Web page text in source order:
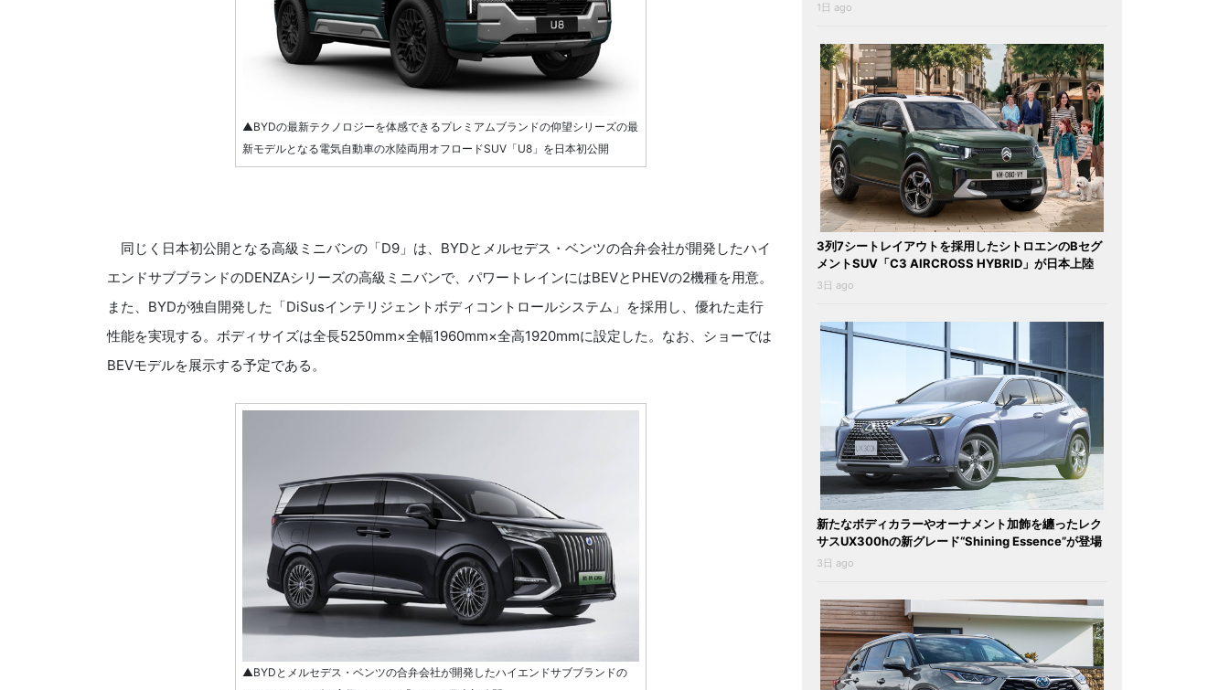
▲BYDの最新テクノロジーを体感できるプレミアムブランドの仰望シリーズの最
新モデルとなる電気自動車の水陸両用オフロードSUV「U8」を日本初公開
同じく日本初公開となる高級ミニバンの「D9」は、BYDとメルセデス・ベンツの合弁会社が開発したハイ
エンドサブブランドのDENZAシリーズの高級ミニバンで、パワートレインにはBEVとPHEVの2機種を用意。
また、BYDが独自開発した「DiSusインテリジェントボディコントロールシステム」を採用し、優れた走行
性能を実現する。ボディサイズは全長5250mm×全幅1960mm×全高1920mmに設定した。なお、ショーでは
BEVモデルを展示する予定である。
▲BYDとメルセデス・ベンツの合弁会社が開発したハイエンドサブブランドの
1日 ago
3列7シートレイアウトを採用したシトロエンのBセグ
メントSUV「C3 AIRCROSS HYBRID」が日本上陸
3日 ago
新たなボディカラーやオーナメント加飾を纏ったレク
サスUX300hの新グレード“Shining Essence”が登場
3日 ago